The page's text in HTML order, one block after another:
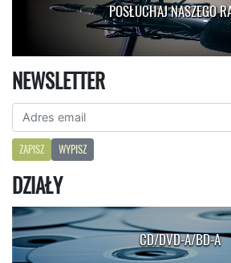
POSŁUCHAJ NASZEGO
NEWSLETTER
ZAPISZ WYPISZ
DZIAŁY
CD/DVD-A/BD-A